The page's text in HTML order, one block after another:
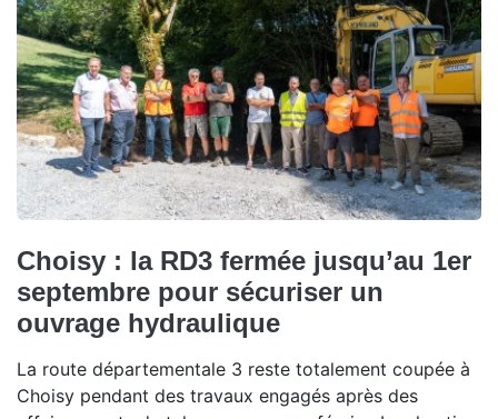
Choisy : la RD3 fermée jusqu’au 1er
septembre pour sécuriser un
ouvrage hydraulique
La route départementale 3 reste totalement coupée à
Choisy pendant des travaux engagés après des